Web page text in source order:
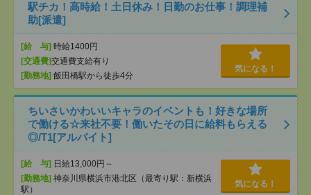
駅チカ！高時給！土日休み！日勤のお仕事！調理補
助[派遣]
[給 与] 時給1400円
[交通費]交通費支給有り
[勤務地] 飯田橋駅から徒歩4分
気になる！
ちいさいかわいいキャラのイベントも！好きな場所
で働ける☆来社不要！働いたその日に給料もらえる
◎/T1[アルバイト]
[給 与] 日給13,000円～
[勤務地] 神奈川県横浜市港北区（最寄り駅：新横浜
駅）
気になる！